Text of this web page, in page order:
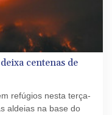
centenas de
refúgios nesta terça-
aldeias na base do